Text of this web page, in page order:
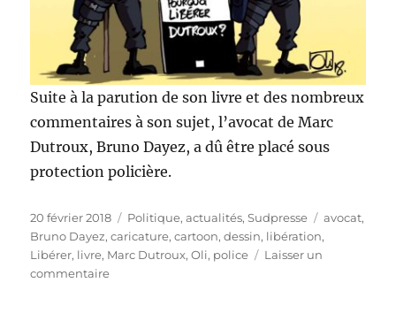
Suite à la parution de son livre et des nombreux
commentaires à son sujet, l’avocat de Marc
Dutroux, Bruno Dayez, a dû être placé sous
protection policière.
Publié
le
20 février 2018 Catégories
Politique, actualités,Sudpresse Étiquettes
avocat,
Bruno Dayez,caricature,cartoon,dessin, libération,
Libérer, livre, Marc Dutroux,Oli, police
Laisser un
commentairesur